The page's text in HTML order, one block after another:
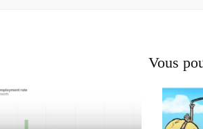
Vous